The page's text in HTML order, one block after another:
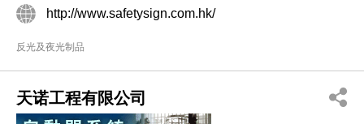
http://www.safetysign.com.hk/
反光及夜光制品
天诺工程有限公司